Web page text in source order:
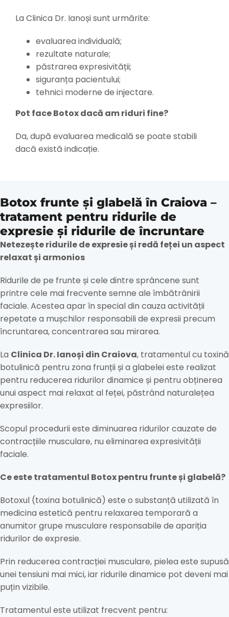
La Clinica Dr. Ianoși sunt urmărite:
evaluarea individuală;
rezultate naturale;
păstrarea expresivității;
siguranța pacientului;
tehnici moderne de injectare.
Pot face Botox dacă am riduri fine?
Da, după evaluarea medicală se poate stabili
dacă există indicație.
Botox frunte și glabelă în Craiova –
tratament pentru ridurile de
expresie și ridurile de încruntare
Netezește ridurile de expresie și redă feței un aspect
relaxat și armonios
Ridurile de pe frunte și cele dintre sprâncene sunt
printre cele mai frecvente semne ale îmbătrânirii
faciale. Acestea apar în special din cauza activității
repetate a mușchilor responsabili de expresii precum
încruntarea, concentrarea sau mirarea.
La Clinica Dr. Ianoși din Craiova, tratamentul cu toxină
botulinică pentru zona frunții și a glabelei este realizat
pentru reducerea ridurilor dinamice și pentru obținerea
unui aspect mai relaxat al feței, păstrând naturalețea
expresiilor.
Scopul procedurii este diminuarea ridurilor cauzate de
contracțiile musculare, nu eliminarea expresivității
faciale.
Ce este tratamentul Botox pentru frunte și glabelă?
Botoxul (toxina botulinică) este o substanță utilizată în
medicina estetică pentru relaxarea temporară a
anumitor grupe musculare responsabile de apariția
ridurilor de expresie.
Prin reducerea contracției musculare, pielea este supusă
unei tensiuni mai mici, iar ridurile dinamice pot deveni mai
puțin vizibile.
Tratamentul este utilizat frecvent pentru: